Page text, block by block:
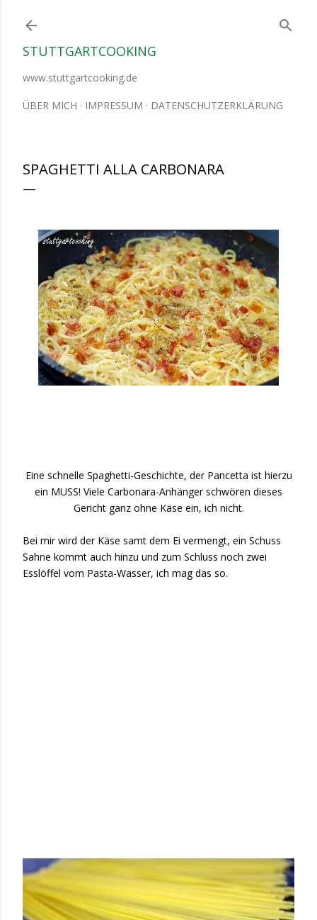
STUTTGARTCOOKING
www.stuttgartcooking.de
ÜBER MICH IMPRESSUM DATENSCHUTZERKLÄRUNG
SPAGHETTI ALLA CARBONARA
Eine schnelle Spaghetti-Geschichte, der Pancetta ist hierzu
ein MUSS! Viele Carbonara-Anhänger schwören dieses
Gericht ganz ohne Käse ein, ich nicht.
Bei mir wird der Käse samt dem Ei vermengt, ein Schuss
Sahne kommt auch hinzu und zum Schluss noch zwei
Esslöffel vom Pasta-Wasser, ich mag das so.